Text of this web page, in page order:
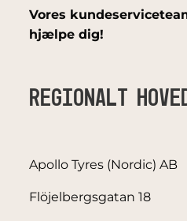
Vores
hjælpe dig!
REGIONALT
Apollo Tyres (Nordic) AB
Flöjelbergsgatan 18